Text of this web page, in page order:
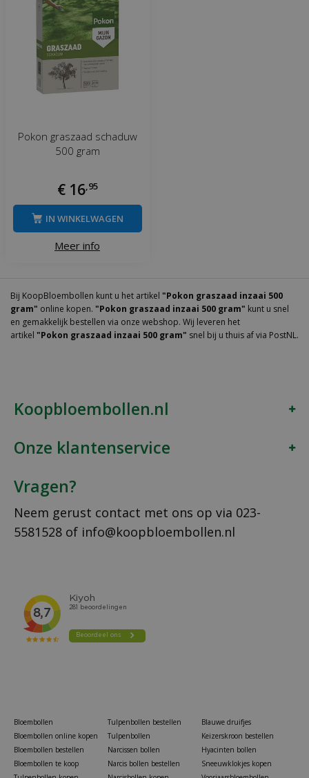
Pokon graszaad schaduw
500 gram
€ 16,95
Meer info
IN WINKELWAGEN
Bij KoopBloembollen kunt u het artikel "Pokon graszaad inzaai 500
gram" online kopen. "Pokon graszaad inzaai 500 gram" kunt u snel
en gemakkelijk bestellen via onze webshop. Wij leveren het
artikel "Pokon graszaad inzaai 500 gram" snel bij u thuis af via PostNL.
Koopbloembollen.nl
Onze klantenservice
Vragen?
Neem gerust contact met ons op via 023-
5581528 of info@koopbloembollen.nl
Bloembollen
Bloembollen online kopen
Bloembollen bestellen
Bloembollen te koop
Tulpenbollen bestellen
Tulpenbollen
Narcissen bollen
Narcis bollen bestellen
Blauwe druifjes
Keizerskroon bestellen
Hyacinten bollen
Sneeuwklokjes kopen